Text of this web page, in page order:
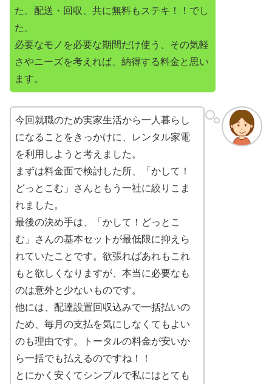
た。配送・回収、共に無料もステキ！！でし
た。
必要なモノを必要な期間だけ使う、その気軽
さやニーズを考えれば、納得する料金と思い
ます。
今回就職のため実家生活から一人暮らし
になることをきっかけに、レンタル家電
を利用しようと考えました。
まずは料金面で検討した所、「かして！
どっとこむ」さんともう一社に絞りこま
れました。
最後の決め手は、「かして！どっとこ
む」さんの基本セットが最低限に抑えら
れていたことです。欲張ればあれもこれ
もと欲しくなりますが、本当に必要なも
のは意外と少ないものです。
他には、配達設置回収込みで一括払いの
ため、毎月の支払を気にしなくてもよい
のも理由です。トータルの料金が安いか
ら一括でも払えるのですね！！
とにかく安くてシンプルで私にはとても